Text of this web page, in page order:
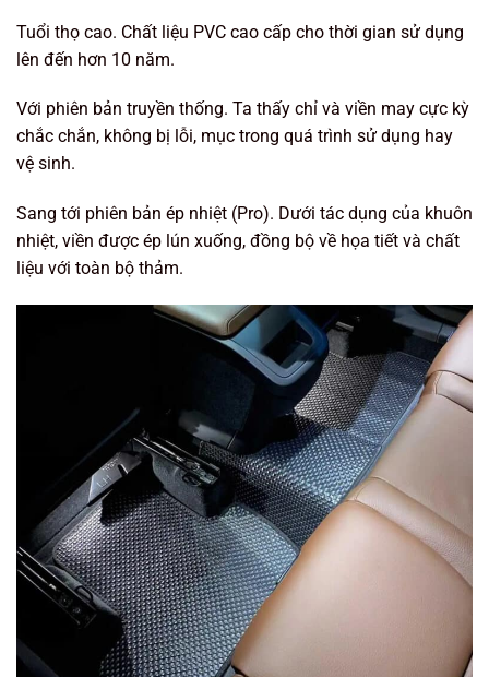
Tuổi thọ cao. Chất liệu PVC cao cấp cho thời gian sử dụng
lên đến hơn 10 năm.
Với phiên bản truyền thống. Ta thấy chỉ và viền may cực kỳ
chắc chắn, không bị lỗi, mục trong quá trình sử dụng hay
vệ sinh.
Sang tới phiên bản ép nhiệt (Pro). Dưới tác dụng của khuôn
nhiệt, viền được ép lún xuống, đồng bộ về họa tiết và chất
liệu với toàn bộ thảm.